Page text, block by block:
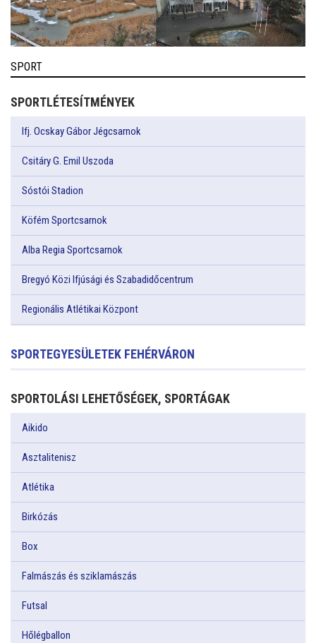
SPORT
SPORTLÉTESÍTMÉNYEK
Ifj. Ocskay Gábor Jégcsarnok
Csitáry G. Emil Uszoda
Sóstói Stadion
Köfém Sportcsarnok
Alba Regia Sportcsarnok
Bregyó Közi Ifjúsági és Szabadidőcentrum
Regionális Atlétikai Központ
SPORTEGYESÜLETEK FEHÉRVÁRON
SPORTOLÁSI LEHETŐSÉGEK, SPORTÁGAK
Aikido
Asztalitenisz
Atlétika
Birkózás
Box
Falmászás és sziklamászás
Futsal
Hőlégballon